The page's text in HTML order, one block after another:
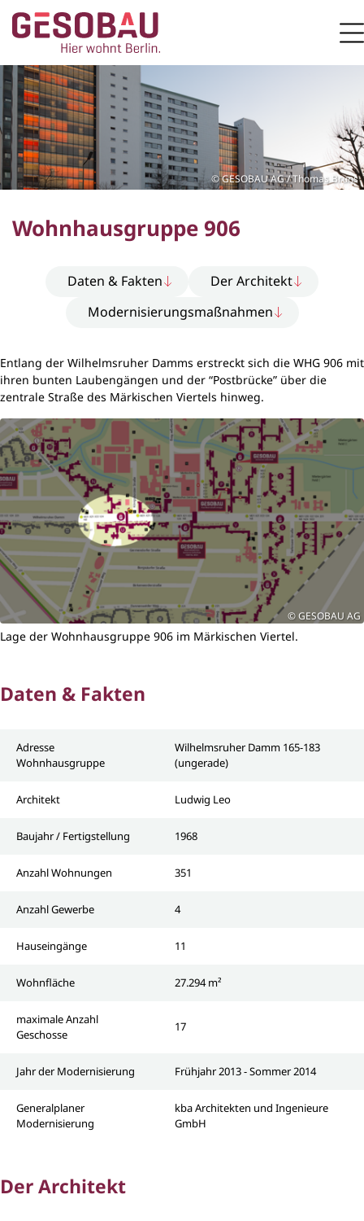
ZUM HAUPTINHALT SPRINGEN
Zur Startseite
GESOBAU AG / Thomas Bruns
Wohnhausgruppe 906
Daten & Fakten
Der Architekt
Modernisierungsmaßnahmen
Entlang der Wilhelmsruher Damms erstreckt sich die WHG 906 mit
ihren bunten Laubengängen und der “Postbrücke” über die
zentrale Straße des Märkischen Viertels hinweg.
GESOBAU AG
Lage der Wohnhausgruppe 906 im Märkischen Viertel.
Daten & Fakten
Adresse
Wohnhausgruppe
Wilhelmsruher Damm 165-183
(ungerade)
Architekt Ludwig Leo
Baujahr / Fertigstellung 1968
Anzahl Wohnungen 351
Anzahl Gewerbe 4
Hauseingänge 11
Wohnfläche 27.294 m²
maximale Anzahl
Geschosse
17
Jahr der Modernisierung Frühjahr 2013 - Sommer 2014
Generalplaner
Modernisierung
kba Architekten und Ingenieure
GmbH
Der Architekt